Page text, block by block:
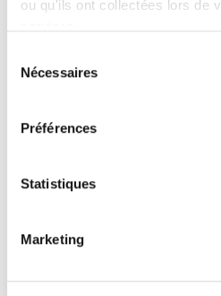
ou qu'ils ont collectées lors de
Nécessaires
Préférences
Statistiques
Marketing
Manu Robles-Arangiz
Corderliers karrika 20 -
Contact